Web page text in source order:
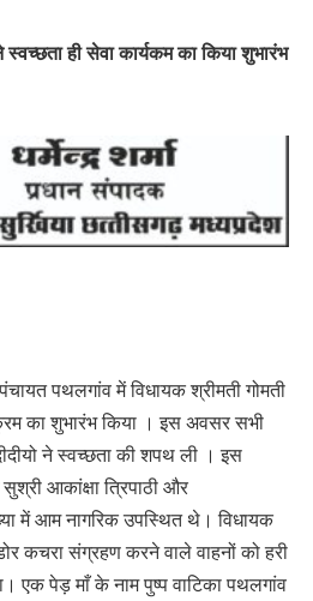
स्वच्छता ही सेवा कार्यकम का किया शुभारंभ
पथलगांव में विधायक श्रीमती गोमती
का शुभारंभ किया । इस अवसर सभी
ने स्वच्छता की शपथ ली । इस
आकांक्षा त्रिपाठी और
में आम नागरिक उपस्थित थे। विधायक
कचरा संग्रहण करने वाले वाहनों को हरी
एक पेड़ माँ के नाम पुष्प वाटिका पथलगांव